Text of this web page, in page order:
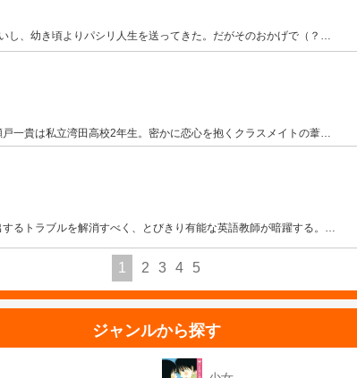
し、幼き頃よりパシリ人生を送ってきた。だがそのおかげで（？ …
一貴は私立湾田高校2年生。密かに恋心を抱くクラスメイトの葦…
トラブルを解消すべく、とびきり有能な英語教師が暗躍する。 …
1 2 3 4 5
ジャンルから探す